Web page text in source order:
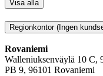
Visa alla
Regionkontor (Ingen
Rovaniemi
Walleniuksenväylä 10 C,
PB 9, 96101 Rovaniemi